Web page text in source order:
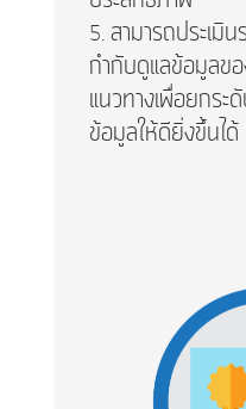
สามารถประเมิ
กำกับดูแลข้อมูลข
แนวทางเพื่อยกระ
ข้อมูลให้ดียิ่งขึ้นได้